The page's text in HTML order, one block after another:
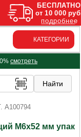
КАТЕГОРИИ
смотреть
A100794
М6х52 мм упак